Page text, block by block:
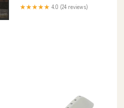
★★★★★ 4.0 (24 reviews)